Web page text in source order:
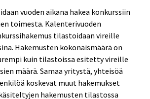
vuoden aikana hakea konkurssiin
toimesta. Kalenterivuoden
tilastoidaan vireille
Hakemusten kokonaismäärä on
kuin tilastoissa esitetty vireille
määrä. Samaa yritystä, yhteisöä
koskevat muut hakemukset
hakemusten tilastossa